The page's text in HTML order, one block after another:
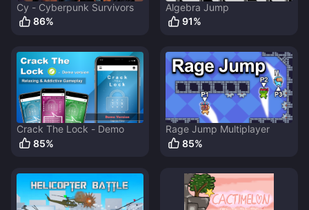
Cy - Cyberpunk Survivors
86%
Algebra Jump
91%
Crack The Lock - Demo
85%
Rage Jump Multiplayer
85%